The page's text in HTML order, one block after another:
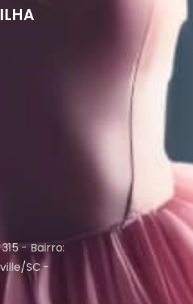
- Bairro:
SC -